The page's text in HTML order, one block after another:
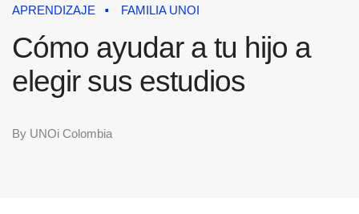
APRENDIZAJE FAMILIA UNOI
Cómo ayudar a tu hijo a
elegir sus estudios
By UNOi Colombia